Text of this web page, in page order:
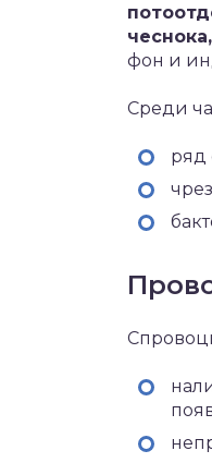
фон и
Среди
ряд